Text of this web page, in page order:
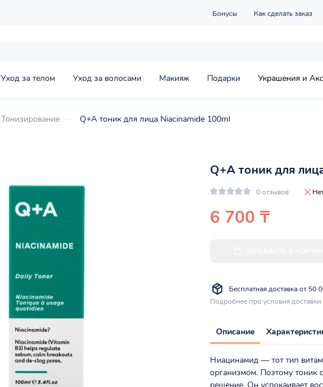
Бонусы Как сделать заказ
Уход за телом Уход за волосами Макияж Подарки Украшения и
Тонизирование Q+A тоник для лица Niacinamide 100ml
Q+A тоник для
0 отзывов
6 700 ₸
Бесплатная доставка от 50
Подробнее про условия доставки
Описание
Ниацинамид — тот тип
организмом. Поэтому